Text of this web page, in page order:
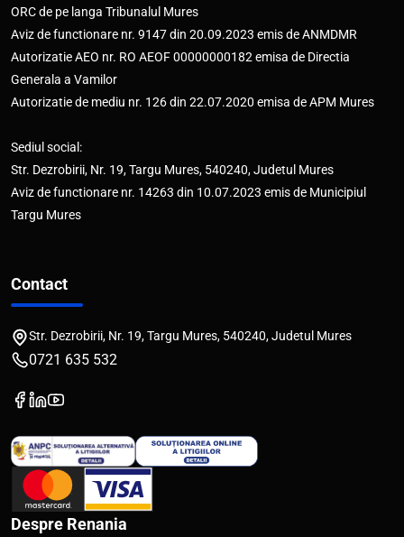
ORC de pe langa Tribunalul Mures
Aviz de functionare nr. 9147 din 20.09.2023 emis de ANMDMR
Autorizatie AEO nr. RO AEOF 00000000182 emisa de Directia
Generala a Vamilor
Autorizatie de mediu nr. 126 din 22.07.2020 emisa de APM Mures
Sediul social:
Str. Dezrobirii, Nr. 19, Targu Mures, 540240, Judetul Mures
Aviz de functionare nr. 14263 din 10.07.2023 emis de Municipiul
Targu Mures
Contact
Str. Dezrobirii, Nr. 19, Targu Mures, 540240, Judetul Mures
0721 635 532
Despre Renania